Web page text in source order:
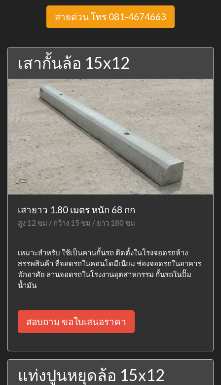
สายด่วน โทร 081-4674663
เสากั้นล้อ 15x12
เสายาว 1.80 เมตร หนัก 68 กก
สูง 12 ซม / กว้าง 15 ซม / ยาว 180 ซม
เหมาะสำหรับ ใช้เป็นคานกั้นรถ ติดตั้งในโรงจอดรถห้าง
สรรพสินค้า ที่จอดรถในคอนโดมีเนียม ช่องจอดรถในอาคาร
พักอาศัย ลานจอดรถในโรงงานอุตสาหกรรม กั้นรถในปั๊ม
น้ำมัน
สอบถาม ขอใบเสนอราคา
แท่งปูนหยุดล้อ 15x12